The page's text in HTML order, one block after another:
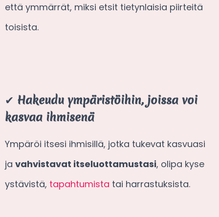
että ymmärrät, miksi etsit tietynlaisia piirteitä
toisista.
✔ Hakeudu ympäristöihin, joissa voi
kasvaa ihmisenä
Ympäröi itsesi ihmisillä, jotka tukevat kasvuasi
ja vahvistavat itseluottamustasi, olipa kyse
ystävistä, tapahtumista tai harrastuksista.